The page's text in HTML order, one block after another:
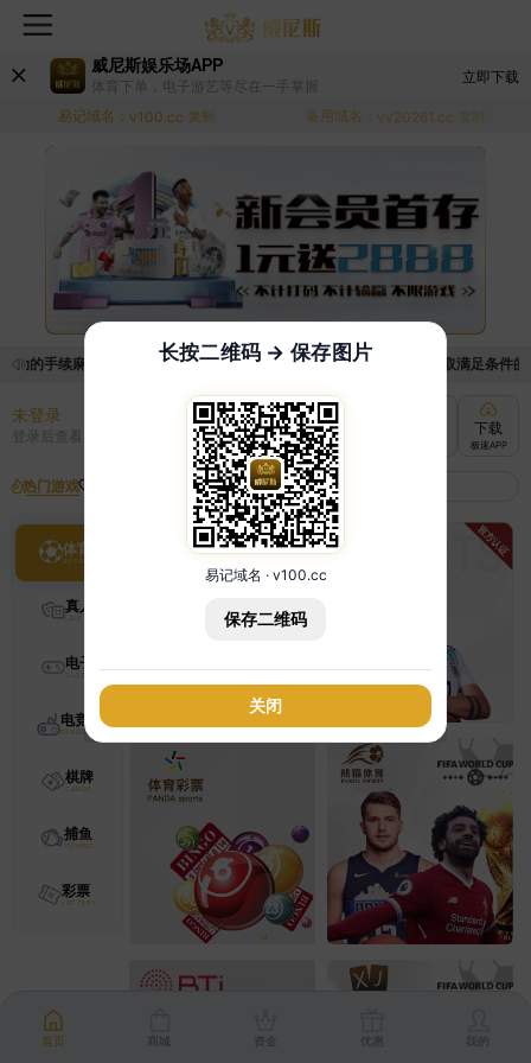
威尼斯娱乐场APP
体育下单，电子游艺等尽在一手掌握
立即下载
易记域名： v100.cc 复制 备用域名： vv20261.cc 复制
动的手续麻烦，已新增优惠系统，现在可以前往【福利中心】界面领取满足条件
未登录
登录后查看 充值
快速到账
下载
极速APP
热门游戏
体育
真人
电子
电竞
棋牌
捕鱼
彩票
首页 商城 资金 优惠 我的
长按二维码 → 保存图片
易记域名 · v100.cc
保存二维码
关闭